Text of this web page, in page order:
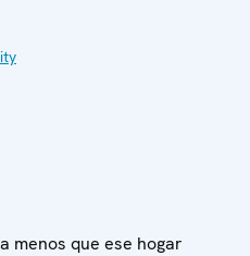
menos que ese hogar